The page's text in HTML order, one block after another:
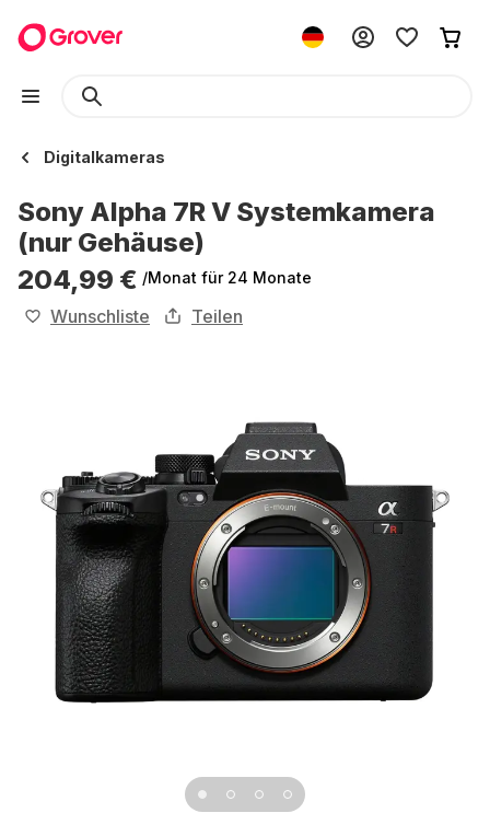
Digitalkameras
Sony Alpha 7R V Systemkamera
(nur Gehäuse)
204,99 € /Monat für 24 Monate
Wunschliste Teilen